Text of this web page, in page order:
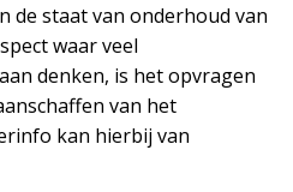
de staat van onderhoud van
waar veel
denken, is het opvragen
van het
kan hierbij van